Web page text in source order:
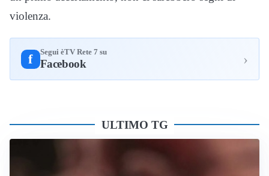
violenza.
f Segui èTV Rete 7 su
Facebook ›
ULTIMO TG